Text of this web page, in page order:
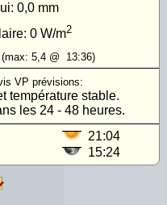
0,0 mm
0 W/m2
(max: 5,4 @ 13:36)
VP prévisions:
température stable.
les 24 - 48 heures.
21:04
15:24